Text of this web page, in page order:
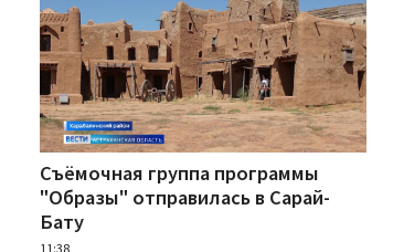
Съёмочная группа программы
"Образы" отправилась в Сарай-
Бату
11:38